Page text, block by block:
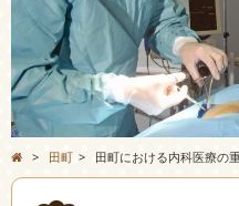
> 田町 > 田町における内科医療の